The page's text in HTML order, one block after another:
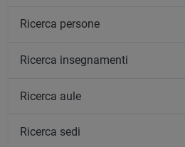
Ricerca persone
Ricerca insegnamenti
Ricerca aule
Ricerca sedi